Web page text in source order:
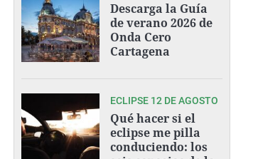
Descarga la Guía
de verano 2026 de
Onda Cero
Cartagena
ECLIPSE 12 DE AGOSTO
Qué hacer si el
eclipse me pilla
conduciendo: los